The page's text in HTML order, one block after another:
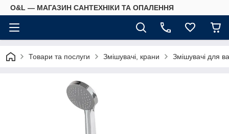
O&L — МАГАЗИН САНТЕХНІКИ ТА ОПАЛЕННЯ
Товари та послуги Змішувачі, крани Змішувачі для